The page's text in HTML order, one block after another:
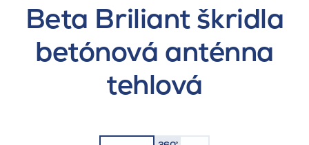
Beta Briliant škridla
betónová anténna
tehlová